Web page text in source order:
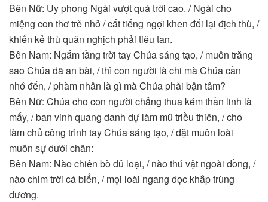
Bên Nữ: Uy phong Ngài vượt quá trời cao. / Ngài cho
miệng con thơ trẻ nhỏ / cất tiếng ngợi khen đối lại địch thù, /
khiến kẻ thù quân nghịch phải tiêu tan.
Bên Nam: Ngắm tầng trời tay Chúa sáng tạo, / muôn trăng
sao Chúa đã an bài, / thì con người là chi mà Chúa cần
nhớ đến, / phàm nhân là gì mà Chúa phải bận tâm?
Bên Nữ: Chúa cho con người chẳng thua kém thần linh là
mấy, / ban vinh quang danh dự làm mũ triều thiên, / cho
làm chủ công trình tay Chúa sáng tạo, / đặt muôn loài
muôn sự dưới chân:
Bên Nam: Nào chiên bò đủ loại, / nào thú vật ngoài đồng, /
nào chim trời cá biển, / mọi loài ngang dọc khắp trùng
dương.